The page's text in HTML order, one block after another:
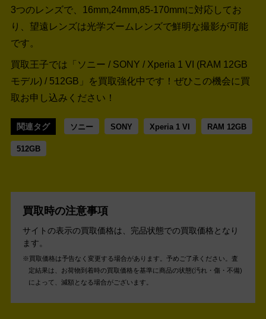
3つのレンズで、16mm,24mm,85-170mmに対応してお
り、望遠レンズは光学ズームレンズで鮮明な撮影が可能
です。
買取王子では「ソニー / SONY / Xperia 1 VI (RAM 12GB
モデル) / 512GB」を買取強化中です！ ぜひこの機会に買
取お申し込みください！
関連タグ ソニー SONY Xperia 1 VI RAM 12GB
512GB
買取時の注意事項
サイトの表示の買取価格は、完品状態での買取価格となり
ます。
買取価格は予告なく変更する場合があります。予めご了承ください。 査
定結果は、お荷物到着時の買取価格を基準に商品の状態(汚れ・傷・不備)
によって、減額となる場合がございます。